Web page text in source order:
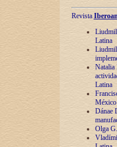
Revista
Latina
Natalia
Latina
México
Dánae
Olga